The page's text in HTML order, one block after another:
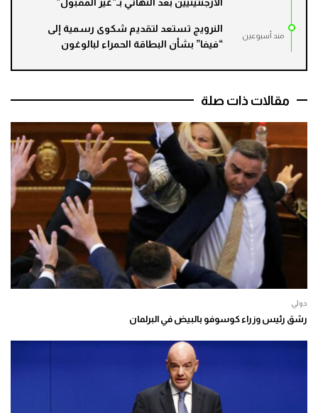
مند أسبوعين
النرويج تستعد لتقديم شكوى رسمية إلى
“فيفا” بشأن البطاقة الحمراء لبالوغون
مقالات ذات صلة
دولي
رشق رئيس وزراء كوسوفو بالبيض في البرلمان